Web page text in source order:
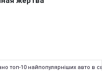
топ-10 найпопулярніших авто в